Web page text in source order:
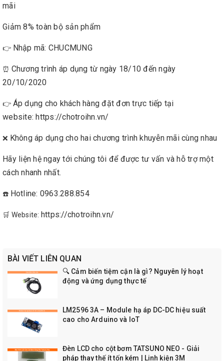
mãi
Giảm 8% toàn bộ sản phẩm
👉 Nhập mã: CHUCMUNG
⏰ Chương trình áp dụng từ ngày 18/10 đến ngày
20/10/2020
👉 Áp dụng cho khách hàng đặt đơn trực tiếp tại
website: https://chotroihn.vn/
❌ Không áp dụng cho hai chương trình khuyễn mãi cùng nhau
Hãy liện hệ ngay tới chúng tôi để được tư vấn và hỗ trợ một
cách nhanh nhất.
☎️ Hotline: 0963.288.854
🛒 Website: https://chotroihn.vn/
BÀI VIẾT LIÊN QUAN
🔍 Cảm biến tiệm cận là gì? Nguyên lý hoạt
động và ứng dụng thực tế
LM2596 3A – Module hạ áp DC-DC hiệu suất
cao cho Arduino và IoT
Đèn LCD cho cột bơm TATSUNO NEO - Giải
pháp thay thế ít tốn kém | Linh kiện 3M